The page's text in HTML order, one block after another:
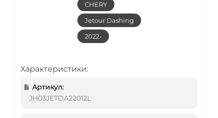
CHERY
Jetour Dashing
2022-
Характеристики:
Артикул:
JH03JETDA22012L